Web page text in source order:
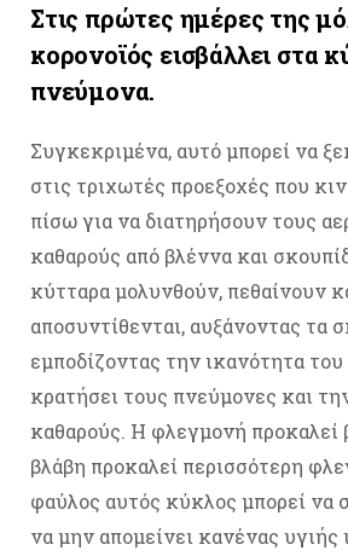
Στις πρώτες ημέρες της
κορονοϊός εισβάλλει στα
πνεύμονα.
Συγκεκριμένα, αυτό μπορεί να
στις τριχωτές προεξοχές που
πίσω για να διατηρήσουν τους
καθαρούς από βλέννα και
κύτταρα μολυνθούν, πεθαίνουν
αποσυντίθενται, αυξάνοντας τα
εμποδίζοντας την ικανότητα
κρατήσει τους πνεύμονες και
καθαρούς. Η φλεγμονή προκαλεί
βλάβη προκαλεί περισσότερη
φαύλος αυτός κύκλος μπορεί να
να μην απομείνει κανένας υγιής